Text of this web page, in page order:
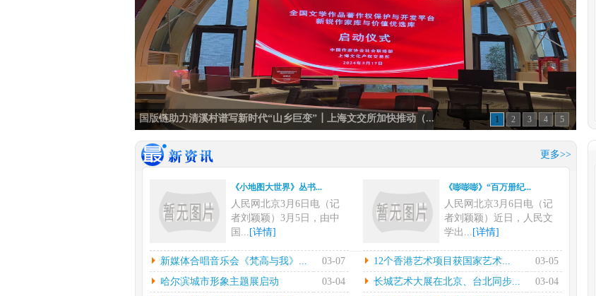
国版链助力清溪村谱写新时代“山乡巨变”┃上海文交所加快推动（... 1 2 3 4 5
更多>>
《小地图大世界》丛书...
人民网北京3月6日电（记
者刘颖颖）3月5日，由中
国... [详情]
《嘭嘭嘭》“百万册纪...
人民网北京3月6日电（记
者刘颖颖）近日，人民文
学出... [详情]
新媒体合唱音乐会《梵...
中新网上海3月6日电在指
挥彼得•迪克斯特拉的率领
12个香港艺术项目获...
本报香港3月4日电（记者
陈然）国家艺术基金管理
新媒体合唱音乐会《梵高与我》... 03-07 12个香港艺术项目获国家艺术...
03-05
哈尔滨城市形象主题展启动
03-04 长城艺术大展在北京、台北同步...
03-04